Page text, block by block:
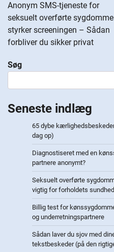
Anonym SMS-tjeneste for
seksuelt overførte sygdomme
styrker screeningen – Sådan
forbliver du sikker privat
Søg
Seneste indlæg
65 dybe
dag op)
Diagnostiseret med en
partnere anonymt?
Seksuelt overførte
vigtig for forholdets sundhed
Billig test for
og underretningspartnere
Sådan laver du sjov med
tekstbeskeder (på den